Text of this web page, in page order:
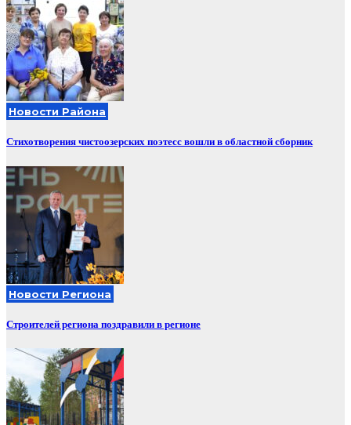
Новости Района
Стихотворения чистоозерских поэтесс вошли в областной сборник
Новости Региона
Строителей региона поздравили в регионе